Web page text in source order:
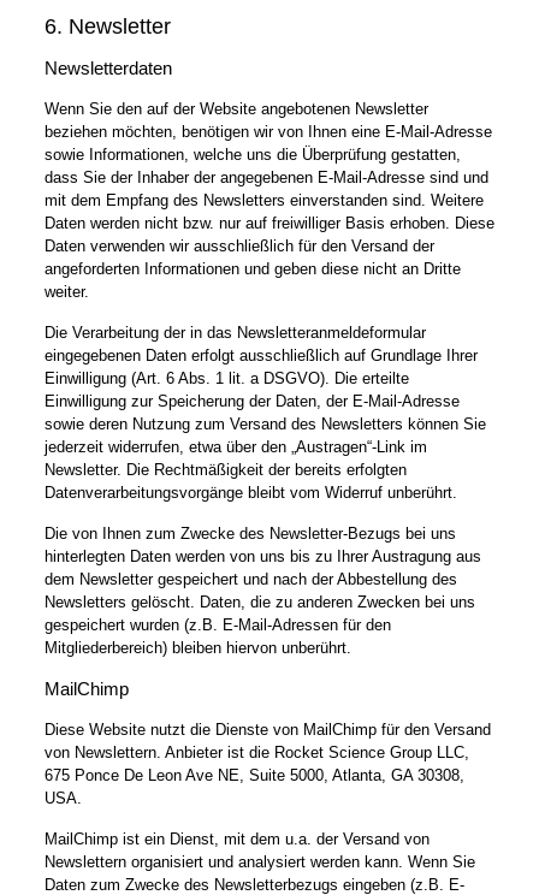
6. Newsletter
Newsletterdaten
Wenn Sie den auf der Website angebotenen Newsletter
beziehen möchten, benötigen wir von Ihnen eine E-Mail-Adresse
sowie Informationen, welche uns die Überprüfung gestatten,
dass Sie der Inhaber der angegebenen E-Mail-Adresse sind und
mit dem Empfang des Newsletters einverstanden sind. Weitere
Daten werden nicht bzw. nur auf freiwilliger Basis erhoben. Diese
Daten verwenden wir ausschließlich für den Versand der
angeforderten Informationen und geben diese nicht an Dritte
weiter.
Die Verarbeitung der in das Newsletteranmeldeformular
eingegebenen Daten erfolgt ausschließlich auf Grundlage Ihrer
Einwilligung (Art. 6 Abs. 1 lit. a DSGVO). Die erteilte
Einwilligung zur Speicherung der Daten, der E-Mail-Adresse
sowie deren Nutzung zum Versand des Newsletters können Sie
jederzeit widerrufen, etwa über den „Austragen“-Link im
Newsletter. Die Rechtmäßigkeit der bereits erfolgten
Datenverarbeitungsvorgänge bleibt vom Widerruf unberührt.
Die von Ihnen zum Zwecke des Newsletter-Bezugs bei uns
hinterlegten Daten werden von uns bis zu Ihrer Austragung aus
dem Newsletter gespeichert und nach der Abbestellung des
Newsletters gelöscht. Daten, die zu anderen Zwecken bei uns
gespeichert wurden (z.B. E-Mail-Adressen für den
Mitgliederbereich) bleiben hiervon unberührt.
MailChimp
Diese Website nutzt die Dienste von MailChimp für den Versand
von Newslettern. Anbieter ist die Rocket Science Group LLC,
675 Ponce De Leon Ave NE, Suite 5000, Atlanta, GA 30308,
USA.
MailChimp ist ein Dienst, mit dem u.a. der Versand von
Newslettern organisiert und analysiert werden kann. Wenn Sie
Daten zum Zwecke des Newsletterbezugs eingeben (z.B. E-